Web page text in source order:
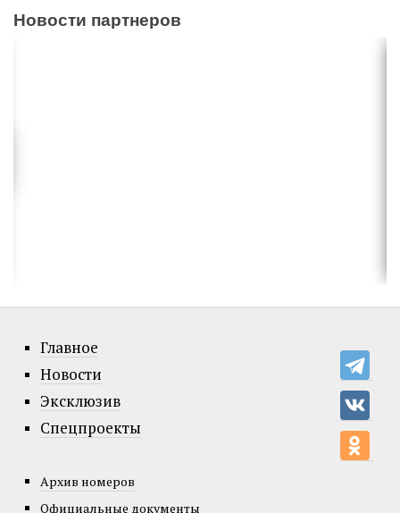
Новости партнеров
Главное
Новости
Эксклюзив
Спецпроекты
Архив номеров
Официальные документы